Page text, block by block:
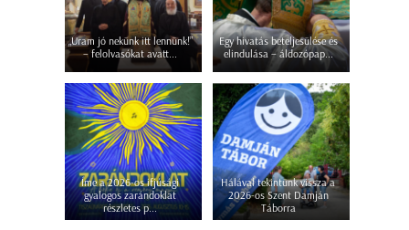
„Uram jó nekünk itt lennünk!”
– felolvasókat avatt...
Egy hivatás beteljesülése és
elindulása – áldozópap...
Íme a 2026-os ifjúsági
gyalogos zarándoklat
részletes p...
Hálával tekintünk vissza a
2026-os Szent Damján
Táborra